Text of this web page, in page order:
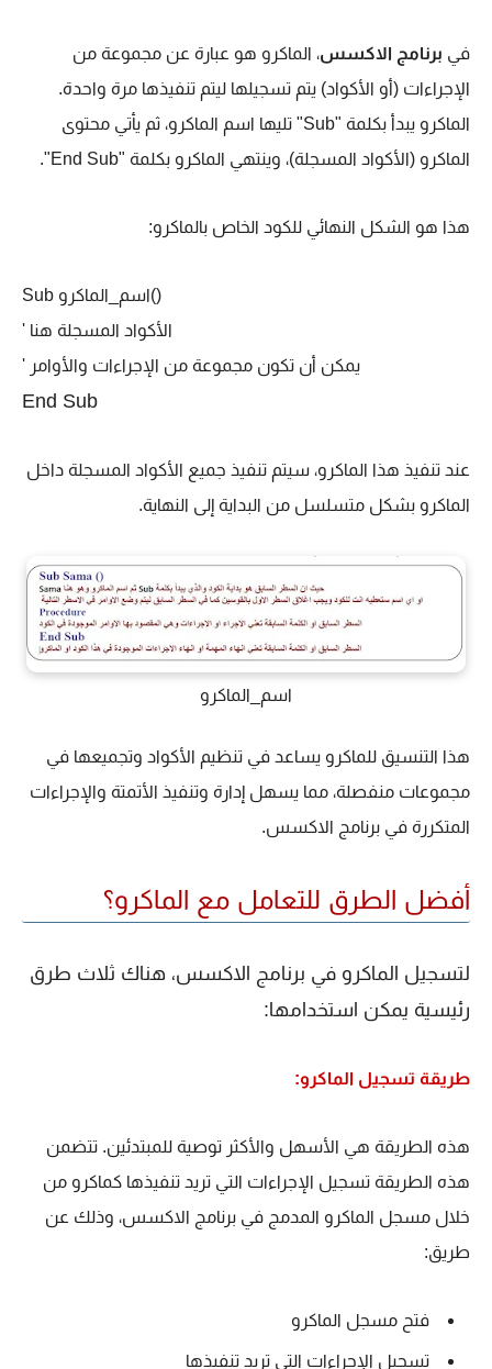
في برنامج الاكسس، الماكرو هو عبارة عن مجموعة من
الإجراءات (أو الأكواد) يتم تسجيلها ليتم تنفيذها مرة واحدة.
الماكرو يبدأ بكلمة "Sub" تليها اسم الماكرو، ثم يأتي محتوى
الماكرو (الأكواد المسجلة)، وينتهي الماكرو بكلمة "End Sub".
هذا هو الشكل النهائي للكود الخاص بالماكرو:
Sub اسم_الماكرو()
' الأكواد المسجلة هنا
' يمكن أن تكون مجموعة من الإجراءات والأوامر
End Sub
عند تنفيذ هذا الماكرو، سيتم تنفيذ جميع الأكواد المسجلة داخل
الماكرو بشكل متسلسل من البداية إلى النهاية.
اسم_الماكرو
هذا التنسيق للماكرو يساعد في تنظيم الأكواد وتجميعها في
مجموعات منفصلة، مما يسهل إدارة وتنفيذ الأتمتة والإجراءات
المتكررة في برنامج الاكسس.
أفضل الطرق للتعامل مع الماكرو؟
لتسجيل الماكرو في برنامج الاكسس، هناك ثلاث طرق
رئيسية يمكن استخدامها:
طريقة تسجيل الماكرو:
هذه الطريقة هي الأسهل والأكثر توصية للمبتدئين. تتضمن
هذه الطريقة تسجيل الإجراءات التي تريد تنفيذها كماكرو من
خلال مسجل الماكرو المدمج في برنامج الاكسس، وذلك عن
طريق:
فتح مسجل الماكرو
تسجيل الإجراءات التي تريد تنفيذها